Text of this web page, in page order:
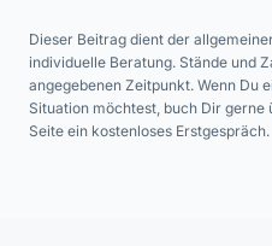
Dieser Beitrag dient der
individuelle Beratung. Stände und
angegebenen Zeitpunkt. Wenn Du
Situation möchtest, buch Dir
Seite ein kostenloses Erstgespräch.